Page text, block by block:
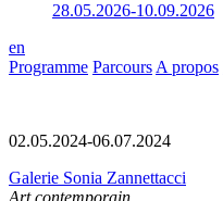
28.05.2026-10.09.2026
en
Programme Parcours A propos
02.05.2024-06.07.2024
Galerie Sonia Zannettacci
Art contemporain